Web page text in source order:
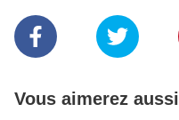
Vous aimerez aussi